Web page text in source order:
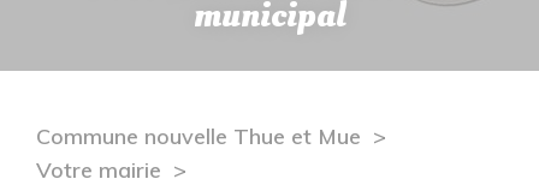
municipal
Commune nouvelle Thue et Mue
Votre mairie